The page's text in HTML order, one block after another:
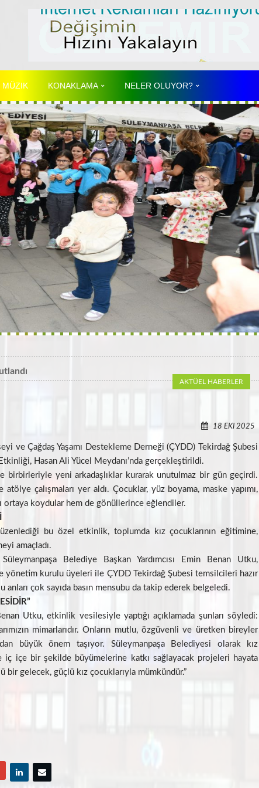
MÜZIK KONAKLAMA NELER OLUYOR?
AKTÜEL HABERLER
18 EKI 2025
ve Çağdaş Yaşamı Destekleme Derneği (ÇYDD) Tekirdağ Şubesi
Hasan Ali Yücel Meydanı’nda gerçekleştirildi.
birbirleriyle yeni arkadaşlıklar kurarak unutulmaz bir gün geçirdi.
çalışmaları yer aldı. Çocuklar, yüz boyama, maske yapımı,
ortaya koydular hem de gönüllerince eğlendiler.
bu özel etkinlik, toplumda kız çocuklarının eğitimine,
amaçladı.
Belediye Başkan Yardımcısı Emin Benan Utku,
yönetim kurulu üyeleri ile ÇYDD Tekirdağ Şubesi temsilcileri hazır
anları çok sayıda basın mensubu da takip ederek belgeledi.
Utku, etkinlik vesilesiyle yaptığı açıklamada şunları söyledi:
mimarlarıdır. Onların mutlu, özgüvenli ve üretken bireyler
büyük önem taşıyor. Süleymanpaşa Belediyesi olarak kız
iç içe bir şekilde büyümelerine katkı sağlayacak projeleri hayata
gelecek, güçlü kız çocuklarıyla mümkündür.”